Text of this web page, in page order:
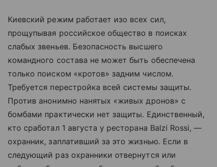
Киевский режим работает изо всех сил,
прощупывая российское общество в поисках
слабых звеньев. Безопасность высшего
командного состава не может быть обеспечена
только поиском «кротов» задним числом.
Требуется перестройка всей системы защиты.
Против анонимно нанятых «живых дронов» с
бомбами практически нет защиты. Единственный,
кто сработал 1 августа у ресторана Balzi Rossi, —
охранник, заплативший за это жизнью. Если в
следующий раз охранники отвернутся или